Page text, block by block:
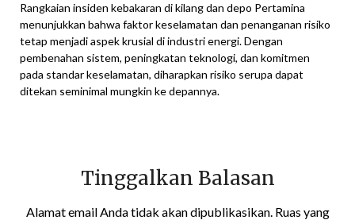
Rangkaian insiden kebakaran di kilang dan depo Pertamina
menunjukkan bahwa faktor keselamatan dan penanganan risiko
tetap menjadi aspek krusial di industri energi. Dengan
pembenahan sistem, peningkatan teknologi, dan komitmen
pada standar keselamatan, diharapkan risiko serupa dapat
ditekan seminimal mungkin ke depannya.
Tinggalkan Balasan
Alamat email Anda tidak akan dipublikasikan. Ruas yang